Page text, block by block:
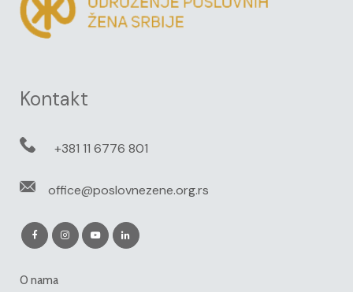
Kontakt
+381 11 6776 801
office@poslovnezene.org.rs
O nama